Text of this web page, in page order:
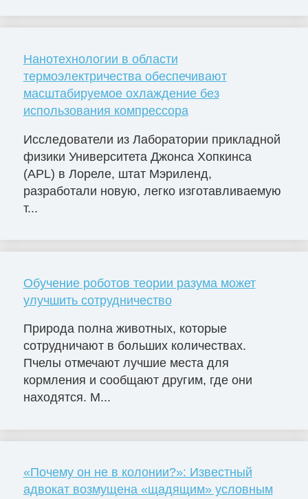
Нанотехнологии в области
термоэлектричества обеспечивают
масштабируемое охлаждение без
использования компрессора
Исследователи из Лаборатории прикладной
физики Университета Джонса Хопкинса
(APL) в Лореле, штат Мэриленд,
разработали новую, легко изготавливаемую
т...
Обучение роботов теории разума может
улучшить сотрудничество
Природа полна животных, которые
сотрудничают в больших количествах.
Пчелы отмечают лучшие места для
кормления и сообщают другим, где они
находятся. М...
«Почему он не в колонии?»: Известный
адвокат возмущена «щадящим» условным